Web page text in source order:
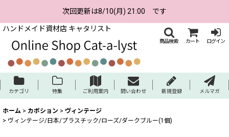
次回更新は8/10(月) 21:00 です
ハンドメイド資材店 キャタリスト
商品検索 カート ログイン
カテゴリ 特集 ご利用案内 問い合わせ 新規登録 メルマガ
ホーム > カボション > ヴィンテージ
> ヴィンテージ/日本/プラスチック/ローズ/ダークブルー(1個)